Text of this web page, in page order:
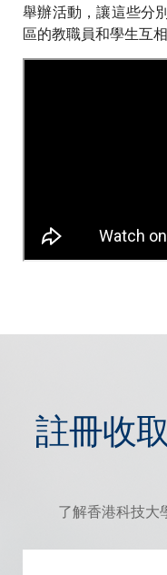
舉辦活動，讓這些分
區的教職員和學生互
註冊收
了解香港科技大